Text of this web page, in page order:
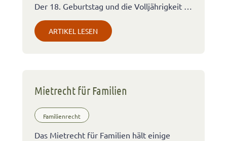
Der 18. Geburtstag und die Volljährigkeit …
ARTIKEL LESEN
Mietrecht für Familien
Familienrecht
Das Mietrecht für Familien hält einige